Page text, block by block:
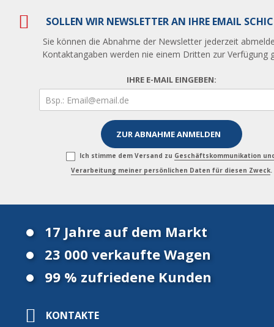
SOLLEN WIR NEWSLETTER AN IHRE EMAIL
Sie können die Abnahme der Newsletter jederzeit
Kontaktangaben werden nie einem Dritten zur Verfügung
IHRE E-MAIL EINGEBEN:
Ich stimme dem Versand zu Geschäftskommunikation
Verarbeitung meiner persönlichen Daten für diesen Zweck.
17 Jahre auf dem Markt
23 000 verkaufte Wagen
99 % zufriedene Kunden
KONTAKTE